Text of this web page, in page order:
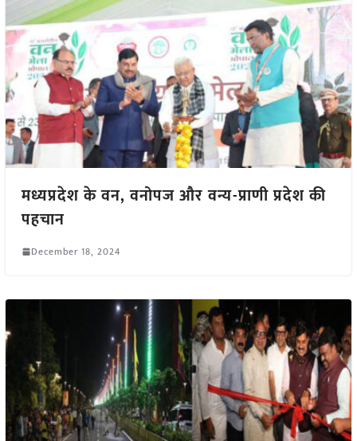
मध्यप्रदेश के वन, वनोपज और वन्य-प्राणी प्रदेश की
पहचान
December 18, 2024